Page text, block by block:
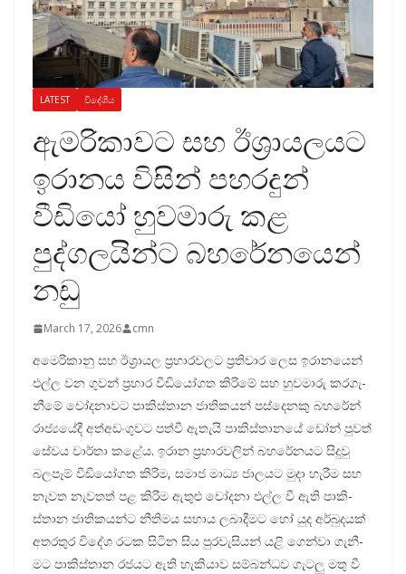
LATEST විදේශීය
ඇමරිකාවට සහ ඊශ්‍රායලයට
ඉරානය විසින් පහරදුන්
වීඩියෝ හුවමාරු කළ
පුද්ගලයින්ට බහරේනයෙන්
නඩු
March 17, 2026 cmn
අමෙ­රි­කානු සහ ඊශ්‍රා­යල ප්‍රහා­ර­ව­ලට ප්‍රති­චාර ලෙස ඉරා­න­යෙන්
එල්ල වන ගුවන් ප්‍රහාර වීඩියෝගත කිරිමේ සහ හුව­මාරු කර­ගැ­
නීමේ චෝද­නා­වට පාකි­ස්තාන ජාති­ක­යන් පස්දෙ­නකු බහ­රේන්
රාජ්‍යයේදී අත්අ­ඩං­ගු­වට පත්වී ඇතැයි පාකි­ස්තා­නයේ ඩෝන් පුවත්
සේවය වාර්තා කළේය. ඉරාන ප්‍රහා­ර­ව­ලින් බහ­රේ­න­යට සිදුවු
බල­පෑම් වීඩියෝගත කිරිම, සමාජ මාධ්‍ය ජාල­යට මුදා හැරීම සහ
නැවත නැව­තත් පළ කිරිම ඇතුළු චෝදනා එල්ල වී ඇති පාකි­
ස්තාන ජාති­ක­යන්ට නීති­මය සහාය ලබා­දී­මට හෝ යුද අර්බු­ද­යක්
අත­ර­තුර විදේශ රටක සිටින සිය පුර­වැ­සි­යන් යළි ගෙන්වා ගැනී­
මට පාකි­ස්තාන රජ­යට ඇති හැකි­යාව සම්බ­න්ධව ගැටලු මතු වී